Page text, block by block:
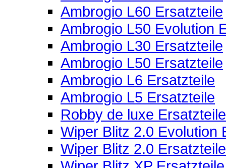
Ambrogio L60 Ersatzteile
Ambrogio L50 Evolution
Ambrogio L30 Ersatzteile
Ambrogio L50 Ersatzteile
Ambrogio L6 Ersatzteile
Ambrogio L5 Ersatzteile
Robby de luxe Ersatzteile
Wiper Blitz 2.0 Evolution
Wiper Blitz 2.0 Ersatzteile